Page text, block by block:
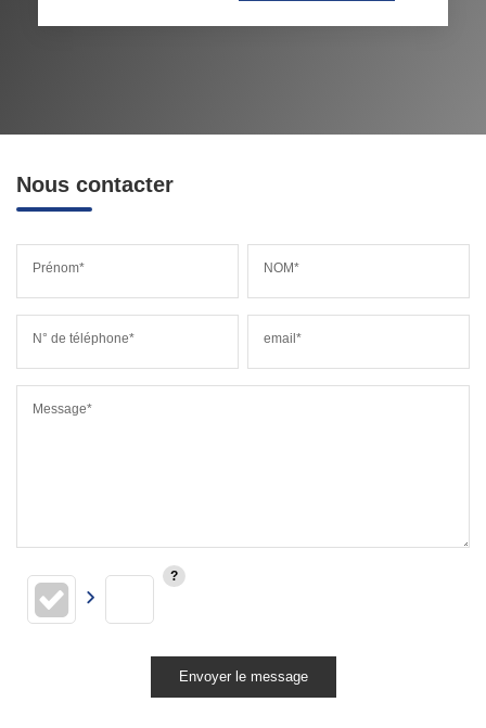
Nous contacter
Prénom* NOM*
N° de téléphone* email*
Message*
Envoyer le message